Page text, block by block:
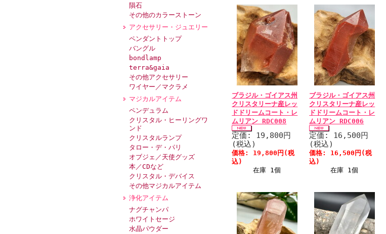
隕石
その他のカラーストーン
アクセサリー・ジュエリー
ペンダントトップ
バングル
bondlamp
terra&gaia
その他アクセサリー
ワイヤー／マクラメ
マジカルアイテム
ペンデュラム
クリスタル・ヒーリングワ
ンド
クリスタルランプ
タロー・デ・パリ
オブジェ／天使グッズ
本／CDなど
クリスタル・デバイス
その他マジカルアイテム
浄化アイテム
ナグチャンパ
ホワイトセージ
水晶パウダー
ブラジル・ゴイアス州
クリスタリーナ産レッ
ドドリームコート・レ
ムリアン RDC008
定価: 19,800円
(税込)
価格: 19,800円(税
込)
在庫 1個
ブラジル・ゴイアス州
クリスタリーナ産レッ
ドドリームコート・レ
ムリアン RDC006
定価: 16,500円
(税込)
価格: 16,500円(税
込)
在庫 1個